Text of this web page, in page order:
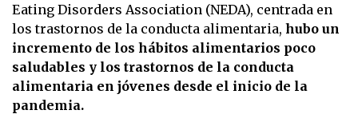
Eating Disorders Association (NEDA), centrada en
los trastornos de la conducta alimentaria, hubo un
incremento de los hábitos alimentarios poco
saludables y los trastornos de la conducta
alimentaria en jóvenes desde el inicio de la
pandemia.